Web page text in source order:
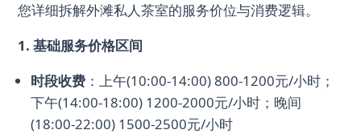
您详细拆解外滩私人茶室的服务价位与消费逻辑。
1. 基础服务价格区间
时段收费 ：上午(10:00-14:00) 800-1200元/小时；
下午(14:00-18:00) 1200-2000元/小时；晚间
(18:00-22:00) 1500-2500元/小时